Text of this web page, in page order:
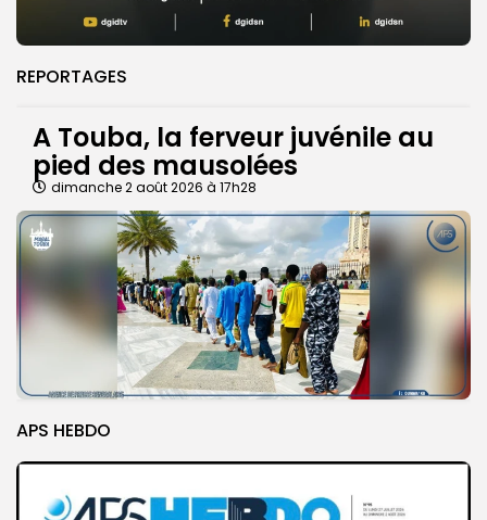
REPORTAGES
A Touba, la ferveur juvénile au
pied des mausolées
dimanche 2 août 2026 à 17h28
APS HEBDO